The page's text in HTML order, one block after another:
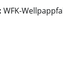
WFK-